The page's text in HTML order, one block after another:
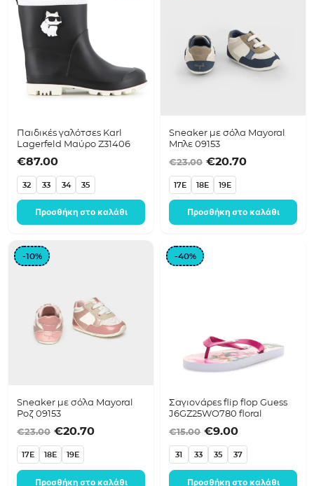
Παιδικές γαλότσες Karl
Lagerfeld Μαύρο Z31406
€87.00
32 33 34 35
Προσθήκη στο καλάθι
Sneaker με σόλα Mayoral
Μπλε 09153
€23.00 Original price
€20.70Η
17E 18E 19E
Προσθήκη στο καλάθι
-10%
Sneaker με σόλα Mayoral
Ροζ 09153
€23.00 Original price was: €23.00.
€20.70Η τρέχουσα τιμή είναι: €20.70.
17E 18E 19E
Προσθήκη στο καλάθι
-40%
Σαγιονάρες flip flop Guess
J6GZ25WO780 floral
€15.00 Original price
€9.00Η τρέχουσα
31 33 35 37
Προσθήκη στο καλάθι